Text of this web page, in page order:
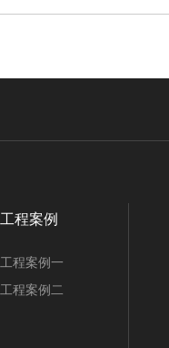
工程案例
工程案例一
工程案例二